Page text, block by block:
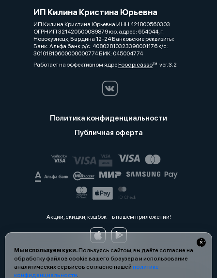
Мы используем куки.Пользуясь сайтом, вы даёте согласие на
обработку файлов cookie вашего браузера и использование
аналитических сервисов согласно нашей политике
конфиденциальности.
ИП Килина Кристина Юрьевна
ИП Килина Кристина Юрьевна ИНН 421800560303
ОГРНИП 321420500089879 юр. адрес: 654044, г.
Новокузнецк, Бардина 12-24 Банковские реквизиты:
Банк: Альфа банк р/с: 40802810323390001176 к/с:
30101810600000000774 БИК: 045004774
Работает на эффективном ядреFoodpicássover. 3.2
Политика конфиденциальности
Публичная оферта
Акции, скидки, кэшбэк − в нашем приложении!